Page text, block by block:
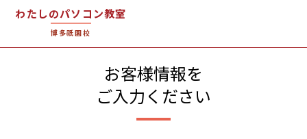
わたしのパソコン教室
博多祇園校
お客様情報を
ご入力ください